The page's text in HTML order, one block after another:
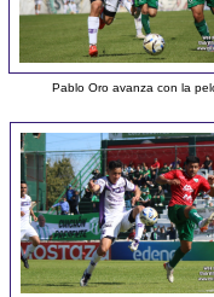
Pablo Oro avanza con la